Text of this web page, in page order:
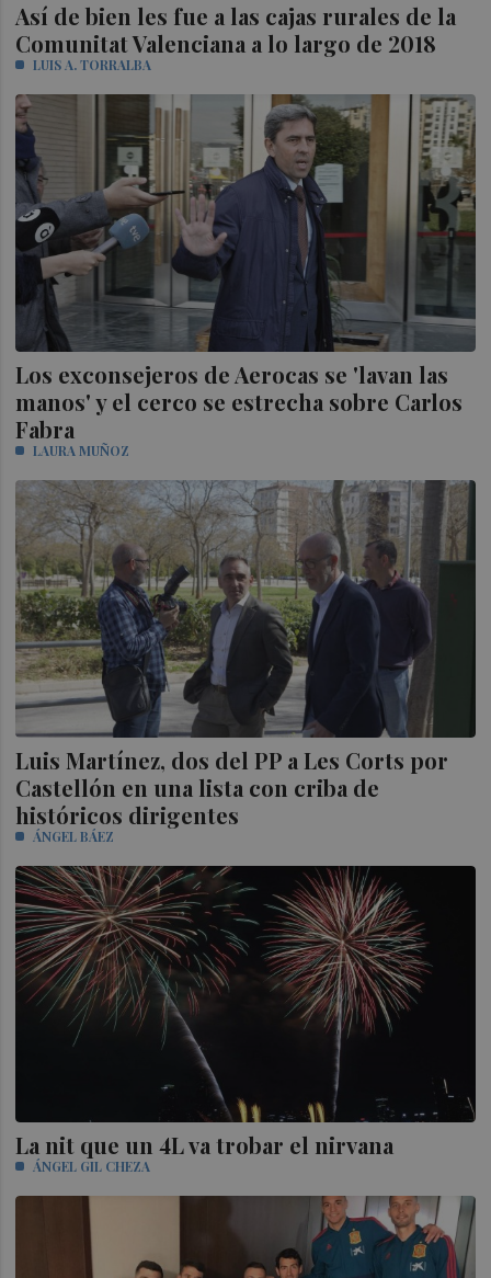
Así de bien les fue a las cajas rurales de la
Comunitat Valenciana a lo largo de 2018
LUIS A. TORRALBA
Los exconsejeros de Aerocas se 'lavan las
manos' y el cerco se estrecha sobre Carlos
Fabra
LAURA MUÑOZ
Luis Martínez, dos del PP a Les Corts por
Castellón en una lista con criba de
históricos dirigentes
ÁNGEL BÁEZ
La nit que un 4L va trobar el nirvana
ÁNGEL GIL CHEZA